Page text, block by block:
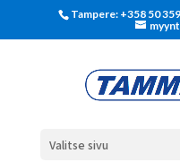
Tampere: +358 50
Valitse sivu